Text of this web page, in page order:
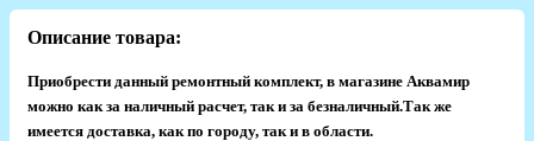
Описание товара:
Приобрести данный ремонтный комплект, в магазине Аквамир
можно как за наличный расчет, так и за безналичный.Так же
имеется доставка, как по городу, так и в области.​